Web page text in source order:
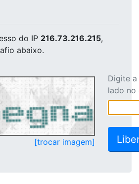
do IP 216.73.216.215,
abaixo.
[trocar imagem]
Digite
lado no